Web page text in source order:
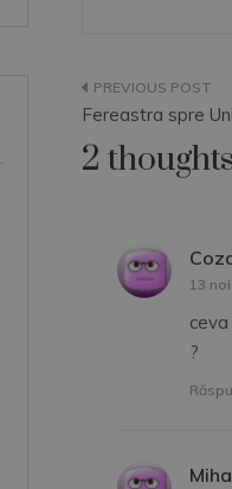
Navigare
în
articole
Fereastra spre
2
13
?